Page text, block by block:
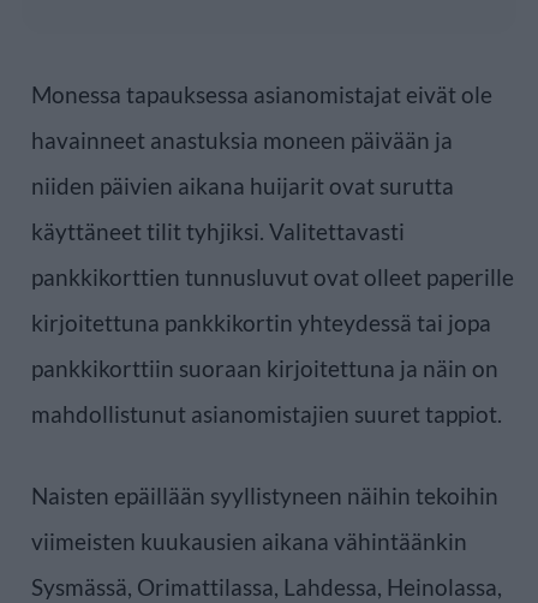
Monessa tapauksessa asianomistajat eivät ole
havainneet anastuksia moneen päivään ja
niiden päivien aikana huijarit ovat surutta
käyttäneet tilit tyhjiksi. Valitettavasti
pankkikorttien tunnusluvut ovat olleet paperille
kirjoitettuna pankkikortin yhteydessä tai jopa
pankkikorttiin suoraan kirjoitettuna ja näin on
mahdollistunut asianomistajien suuret tappiot.
Naisten epäillään syyllistyneen näihin tekoihin
viimeisten kuukausien aikana vähintäänkin
Sysmässä, Orimattilassa, Lahdessa, Heinolassa,